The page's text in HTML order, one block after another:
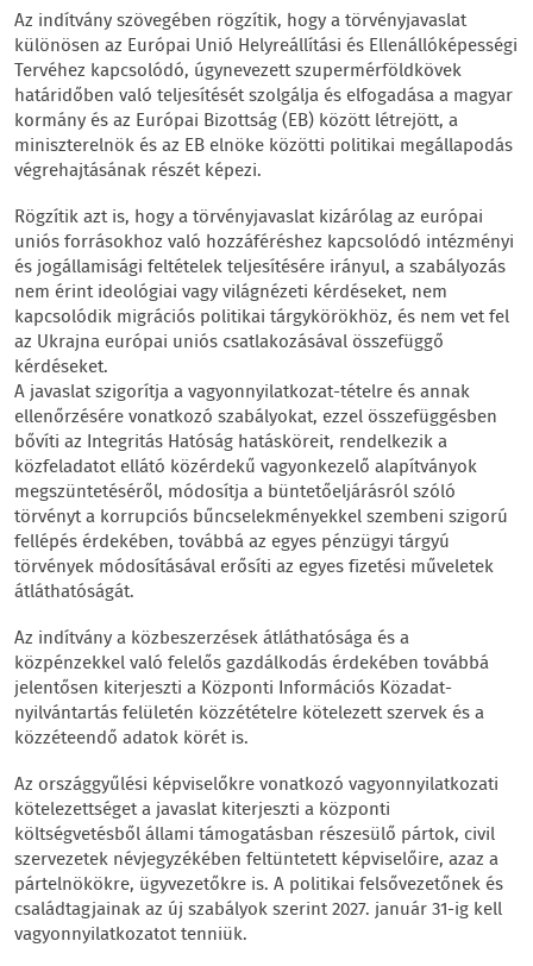
Az indítvány szövegében rögzítik, hogy a törvényjavaslat
különösen az Európai Unió Helyreállítási és Ellenállóképességi
Tervéhez kapcsolódó, úgynevezett szupermérföldkövek
határidőben való teljesítését szolgálja és elfogadása a magyar
kormány és az Európai Bizottság (EB) között létrejött, a
miniszterelnök és az EB elnöke közötti politikai megállapodás
végrehajtásának részét képezi.
Rögzítik azt is, hogy a törvényjavaslat kizárólag az európai
uniós forrásokhoz való hozzáféréshez kapcsolódó intézményi
és jogállamisági feltételek teljesítésére irányul, a szabályozás
nem érint ideológiai vagy világnézeti kérdéseket, nem
kapcsolódik migrációs politikai tárgykörökhöz, és nem vet fel
az Ukrajna európai uniós csatlakozásával összefüggő
kérdéseket.
A javaslat szigorítja a vagyonnyilatkozat-tételre és annak
ellenőrzésére vonatkozó szabályokat, ezzel összefüggésben
bővíti az Integritás Hatóság hatásköreit, rendelkezik a
közfeladatot ellátó közérdekű vagyonkezelő alapítványok
megszüntetéséről, módosítja a büntetőeljárásról szóló
törvényt a korrupciós bűncselekményekkel szembeni szigorú
fellépés érdekében, továbbá az egyes pénzügyi tárgyú
törvények módosításával erősíti az egyes fizetési műveletek
átláthatóságát.
Az indítvány a közbeszerzések átláthatósága és a
közpénzekkel való felelős gazdálkodás érdekében továbbá
jelentősen kiterjeszti a Központi Információs Közadat-
nyilvántartás felületén közzétételre kötelezett szervek és a
közzéteendő adatok körét is.
Az országgyűlési képviselőkre vonatkozó vagyonnyilatkozati
kötelezettséget a javaslat kiterjeszti a központi
költségvetésből állami támogatásban részesülő pártok, civil
szervezetek névjegyzékében feltüntetett képviselőire, azaz a
pártelnökökre, ügyvezetőkre is. A politikai felsővezetőnek és
családtagjainak az új szabályok szerint 2027. január 31-ig kell
vagyonnyilatkozatot tenniük.